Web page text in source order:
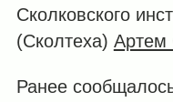
Сколковского
(Сколтеха) Артем
Ранее